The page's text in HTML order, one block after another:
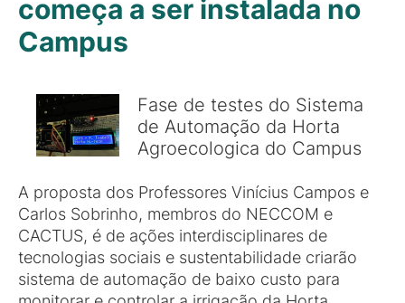
começa a ser instalada no
Campus
Fase de testes do Sistema
de Automação da Horta
Agroecologica do Campus
A proposta dos Professores Vinícius Campos e
Carlos Sobrinho, membros do NECCOM e
CACTUS, é de ações interdisciplinares de
tecnologias sociais e sustentabilidade criarão
sistema de automação de baixo custo para